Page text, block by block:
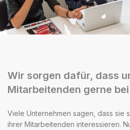
Wir sorgen dafür, dass
Mitarbeitenden gerne
Viele Unternehmen sagen, dass sie
ihrer Mitarbeitenden interessieren.